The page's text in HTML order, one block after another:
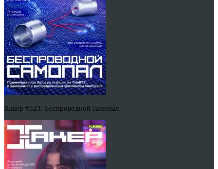
Хакер #323. Беспроводной самопал